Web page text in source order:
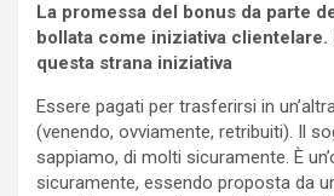
La promessa del bonus da parte
bollata come iniziativa
questa strana iniziativa
Essere pagati per trasferirsi in
(venendo, ovviamente, retribuiti). Il
sappiamo, di molti sicuramente. È
sicuramente, essendo proposta da